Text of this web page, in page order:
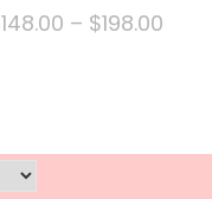
5.00
ulos 5
148.00 – $198.00
useita